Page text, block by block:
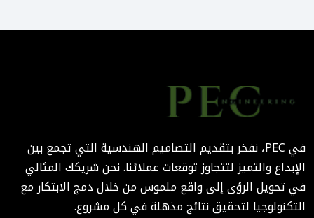
المباني أكثر إنسانية
الهندسة الرقمية في المشاريع
August 02, 2025 12:46 PM
في PEC، نفخر بتقديم التصاميم الهندسية التي تجمع بين
الإبداع والتميز لتتجاوز توقعات عملائنا. نحن شريكك المثالي
في تحويل الرؤى إلى واقع ملموس من خلال دمج الابتكار مع
التكنولوجيا لتحقيق نتائج مذهلة في كل مشروع.